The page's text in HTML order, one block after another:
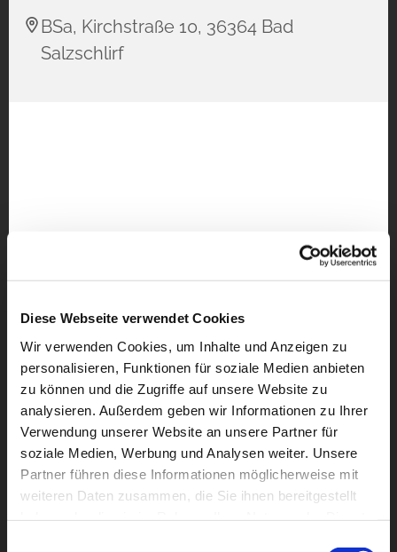
Diese Webseite verwendet Cookies
Wir verwenden Cookies, um Inhalte und Anzeigen zu
personalisieren, Funktionen für soziale Medien anbieten
zu können und die Zugriffe auf unsere Website zu
analysieren. Außerdem geben wir Informationen zu Ihrer
Verwendung unserer Website an unsere Partner für
soziale Medien, Werbung und Analysen weiter. Unsere
Partner führen diese Informationen möglicherweise mit
weiteren Daten zusammen, die Sie ihnen bereitgestellt
BSa, Kirchstraße 10, 36364 Bad
Salzschlirf
Dies könnte Sie auch
interessieren